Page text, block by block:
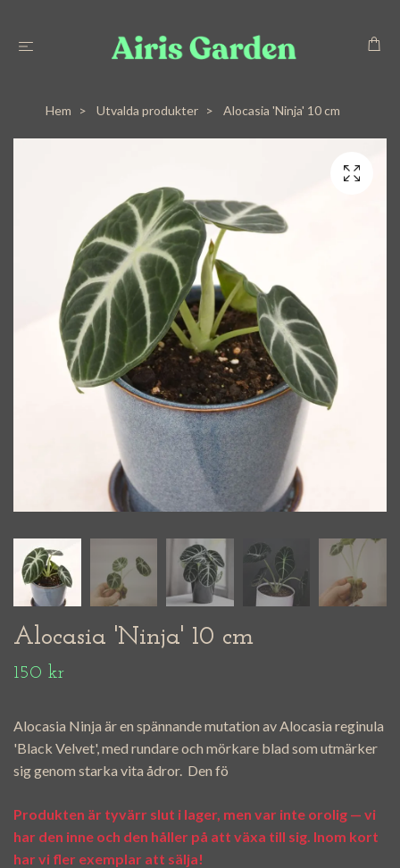
Hem Utvalda produkter Alocasia 'Ninja' 10 cm
Alocasia 'Ninja' 10 cm
150 kr
Alocasia Ninja är en spännande mutation av Alocasia reginula
'Black Velvet', med rundare och mörkare blad som utmärker
sig genom starka vita ådror. Den fö
Produkten är tyvärr slut i lager, men var inte orolig — vi
har den inne och den håller på att växa till sig. Inom kort
har vi fler exemplar att sälja!